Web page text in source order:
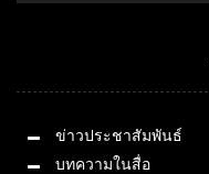
ข่าวประชาสัมพันธ์
บทความในสื่อ